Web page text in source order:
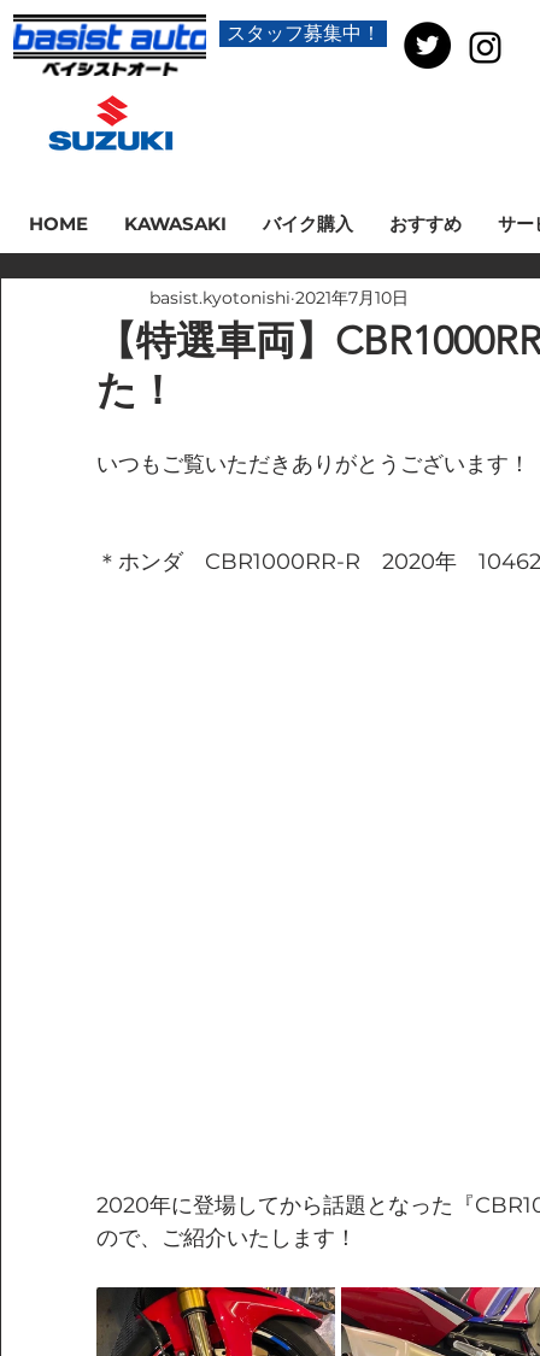
スタッフ募集中！
HOME KAWASAKI バイク購入 おすすめ サー
【特選車両】
た！
basist.kyotonishi 2021年7月10日
いつもご覧いただきありがとうございます！
＊ホンダ　CBR1000RR-R　2020年　
2020年に登場してから話題となった『
ので、ご紹介いたします！